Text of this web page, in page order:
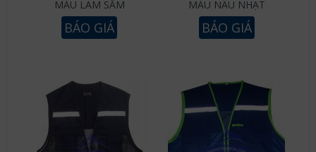
MÀU LAM SẪM
BÁO GIÁ
MÀU NÂU NHẠT
BÁO GIÁ